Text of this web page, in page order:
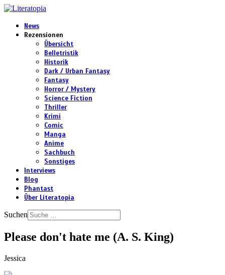
News
Rezensionen
Übersicht
Belletristik
Historik
Dark / Urban Fantasy
Fantasy
Horror / Mystery
Science Fiction
Thriller
Krimi
Comic
Manga
Anime
Sachbuch
Sonstiges
Interviews
Blog
Phantast
Über Literatopia
Suchen
Please don't hate me (A. S. King)
Jessica